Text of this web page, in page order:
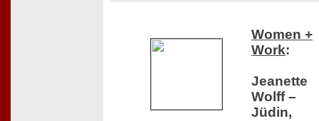
Women +
Work:
Jeanette
Wolff –
Jüdin,